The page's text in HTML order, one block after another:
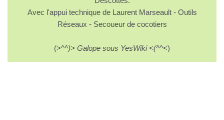
Avec l'appui technique de Laurent Marseault - Outils
Réseaux - Secoueur de cocotiers
(>^^)> Galope sous YesWiki <(^^<)